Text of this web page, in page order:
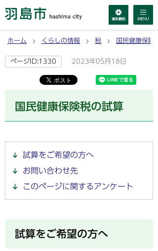
ホーム くらしの情報 税 国民健康保険税
ページID:1330 2023年05月18日
国民健康保険税の試算
試算をご希望の方へ
お問い合わせ先
このページに関するアンケート
試算をご希望の方へ